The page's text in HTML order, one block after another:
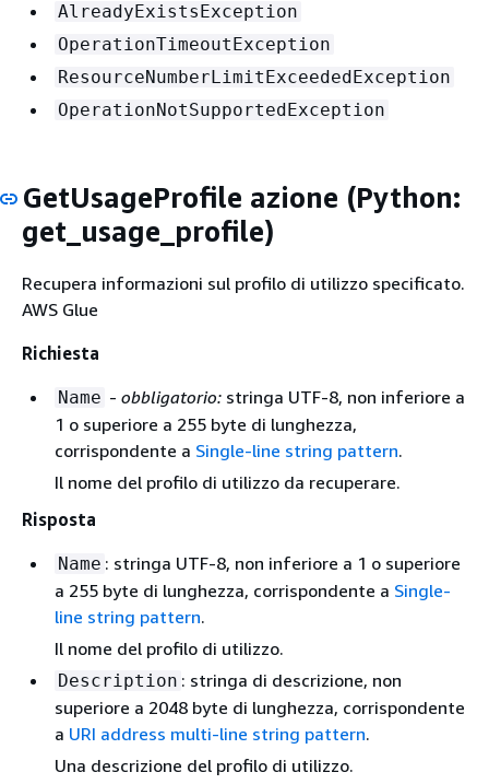
AlreadyExistsException
OperationTimeoutException
ResourceNumberLimitExceededException
OperationNotSupportedException
GetUsageProfile azione (Python:
get_usage_profile)
Recupera informazioni sul profilo di utilizzo specificato.
AWS Glue
Richiesta
Name - obbligatorio: stringa UTF-8, non inferiore a
1 o superiore a 255 byte di lunghezza,
corrispondente a Single-line string pattern.
Il nome del profilo di utilizzo da recuperare.
Risposta
Name : stringa UTF-8, non inferiore a 1 o superiore
a 255 byte di lunghezza, corrispondente a Single-
line string pattern.
Il nome del profilo di utilizzo.
Description : stringa di descrizione, non
superiore a 2048 byte di lunghezza, corrispondente
a URI address multi-line string pattern.
Una descrizione del profilo di utilizzo.